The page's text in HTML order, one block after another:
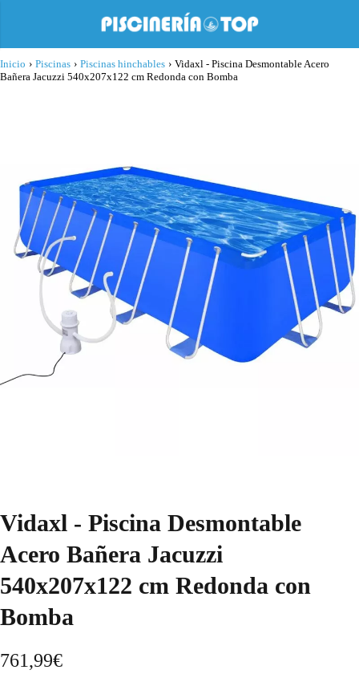
Inicio › Piscinas › Piscinas hinchables › Vidaxl - Piscina Desmontable Acero
Bañera Jacuzzi 540x207x122 cm Redonda con Bomba
Vidaxl - Piscina Desmontable
Acero Bañera Jacuzzi
540x207x122 cm Redonda con
Bomba
761,99€